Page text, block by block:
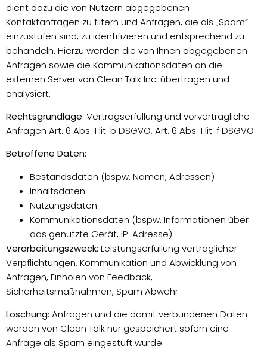
dient dazu die von Nutzern abgegebenen
Kontaktanfragen zu filtern und Anfragen, die als „Spam“
einzustufen sind, zu identifizieren und entsprechend zu
behandeln. Hierzu werden die von Ihnen abgegebenen
Anfragen sowie die Kommunikationsdaten an die
externen Server von Clean Talk Inc. übertragen und
analysiert.
Rechtsgrundlage: Vertragserfüllung und vorvertragliche
Anfragen Art. 6 Abs. 1 lit. b DSGVO, Art. 6 Abs. 1 lit. f DSGVO
Betroffene Daten:
Bestandsdaten (bspw. Namen, Adressen)
Inhaltsdaten
Nutzungsdaten
Kommunikationsdaten (bspw. Informationen über
das genutzte Gerät, IP-Adresse)
Verarbeitungszweck: Leistungserfüllung vertraglicher
Verpflichtungen, Kommunikation und Abwicklung von
Anfragen, Einholen von Feedback,
Sicherheitsmaßnahmen, Spam Abwehr
Löschung: Anfragen und die damit verbundenen Daten
werden von Clean Talk nur gespeichert sofern eine
Anfrage als Spam eingestuft wurde.